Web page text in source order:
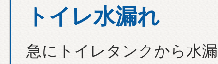
トイレ水漏れ
急にトイレタンクから水